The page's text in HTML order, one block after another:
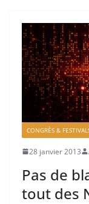
CONGRÈS &
28 janvier 2013
Pas de
tout des